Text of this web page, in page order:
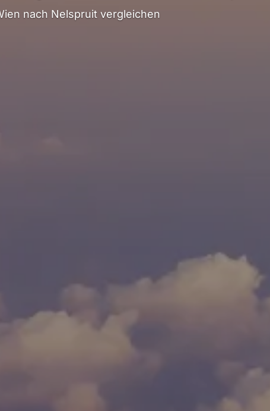
nach Nelspruit vergleichen